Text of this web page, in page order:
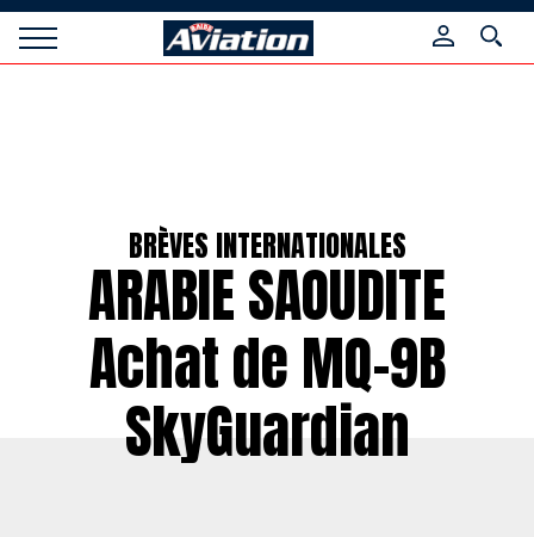
Raids
BRÈVES INTERNATIONALES
ARABIE SAOUDITE
Achat de MQ-9B
SkyGuardian
Panneau de gestion des cookies